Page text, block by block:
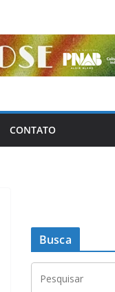
CONTATO
Busca